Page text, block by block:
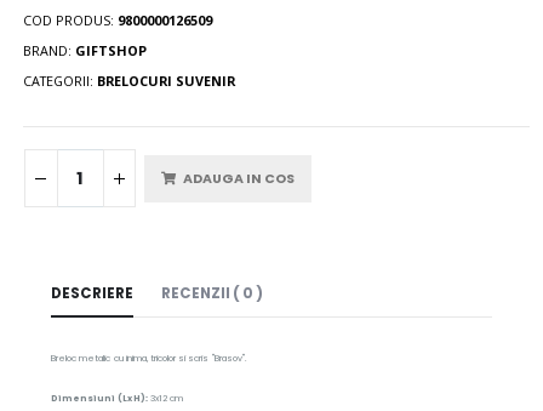
COD PRODUS: 9800000126509
BRAND: GIFTSHOP
CATEGORII: BRELOCURI SUVENIR
ADAUGA IN COS
DESCRIERE RECENZII ( 0 )
Breloc metalic cu inima, tricolor si scris "Brasov".
Dimensiuni (LxH):3x12 cm